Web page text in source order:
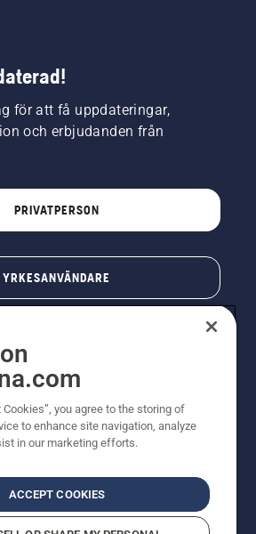
för att få uppdateringar,
och erbjudanden från
PRIVATPERSON
YRKESANVÄNDARE
(publ). All rights reserved. Priserna
cirkapriser. Alla angivna
försäljningspriser (inkl.
är tillgänglig för direkt köp.
you agree to the storing of
to enhance site navigation, analyze
in our marketing efforts.
ACCEPT COOKIES